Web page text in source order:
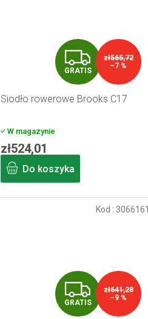
G
R
A
GRATIS
zł565,72
–7 %
Siodło rowerowe Brooks C17
W magazynie
zł524,01
Do koszyka
G
GRATIS
zł641,28
–9 %
Kod : 3066161